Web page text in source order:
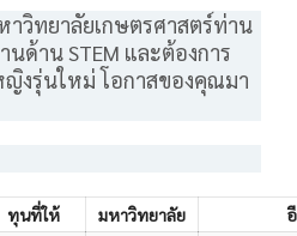
าวิทยาลัยเกษตรศาสตร์ท่าน
ด้าน STEM และต้องการ
งรุ่นใหม่ โอกาสของคุณมา
ทุนที่ให้ มหาวิทยาลัย